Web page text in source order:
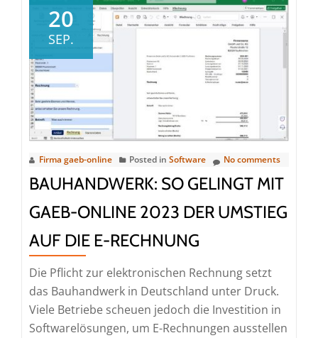
Bauwesen:
Produktivitäts-
Boost
für
GAEB-
Ausschreibungen
und
Angebote
20
SEP.
Firma gaeb-online Posted in Software No comments
BAUHANDWERK: SO GELINGT MIT
GAEB-ONLINE 2023 DER UMSTIEG
AUF DIE E-RECHNUNG
Die Pflicht zur elektronischen Rechnung setzt
das Bauhandwerk in Deutschland unter Druck.
Viele Betriebe scheuen jedoch die Investition in
Softwarelösungen, um E-Rechnungen ausstellen